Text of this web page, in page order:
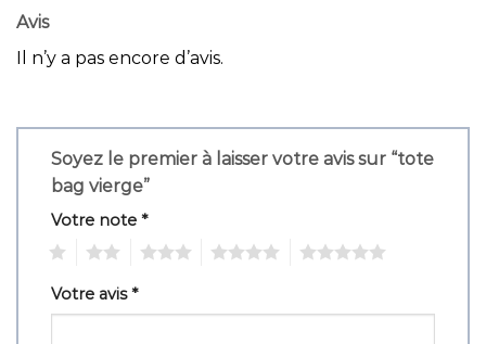
Avis
Il n’y a pas encore d’avis.
Soyez le premier à laisser votre avis sur “tote
bag vierge”
Votre note *
Votre avis*